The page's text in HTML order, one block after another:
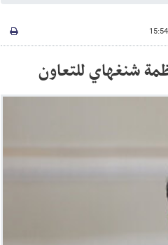
شنغهاي للتعاون